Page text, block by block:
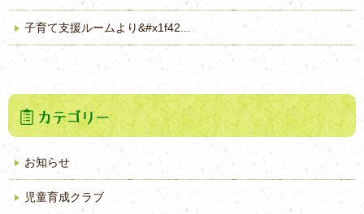
子育て支援ルームより&#x1f42...
お知らせ
児童育成クラブ